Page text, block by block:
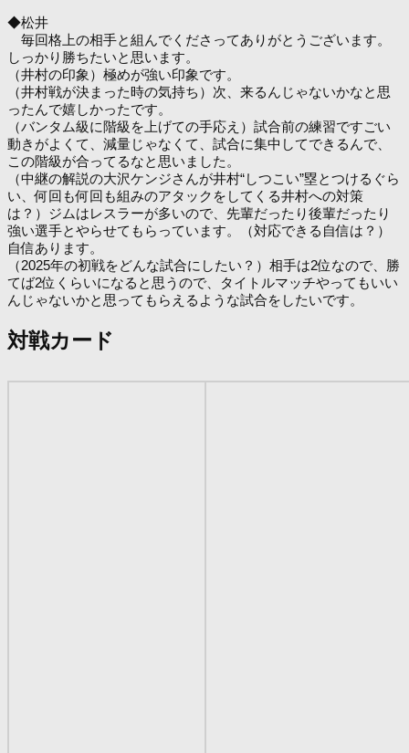
◆松井
毎回格上の相手と組んでくださってありがとうございます。
しっかり勝ちたいと思います。
（井村の印象）極めが強い印象です。
（井村戦が決まった時の気持ち）次、来るんじゃないかなと思
ったんで嬉しかったです。
（バンタム級に階級を上げての手応え）試合前の練習ですごい
動きがよくて、減量じゃなくて、試合に集中してできるんで、
この階級が合ってるなと思いました。
（中継の解説の大沢ケンジさんが井村“しつこい”塁とつけるぐら
い、何回も何回も組みのアタックをしてくる井村への対策
は？）ジムはレスラーが多いので、先輩だったり後輩だったり
強い選手とやらせてもらっています。（対応できる自信は？）
自信あります。
（2025年の初戦をどんな試合にしたい？）相手は2位なので、勝
てば2位くらいになると思うので、タイトルマッチやってもいい
んじゃないかと思ってもらえるような試合をしたいです。
対戦カード